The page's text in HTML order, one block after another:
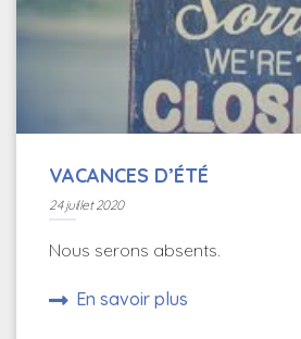
VACANCES D’ÉTÉ
24 juillet 2020
Nous serons absents.
En savoir plus